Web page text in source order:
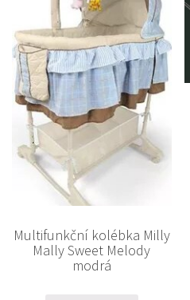
Multifunkční kolébka Milly
Mally Sweet Melody
modrá